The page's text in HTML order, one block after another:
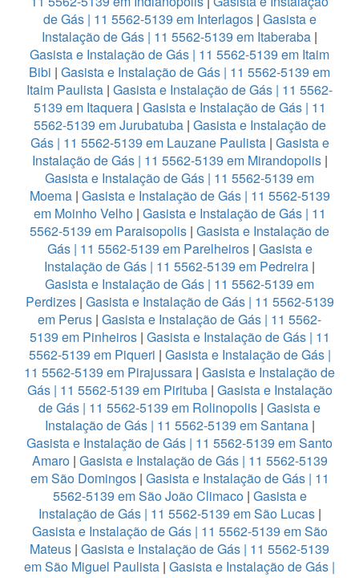
de Gás | 11 5562-5139 em Interlagos| Gasista e
Instalação de Gás | 11 5562-5139 em Itaberaba |
Gasista e Instalação de Gás | 11 5562-5139 em Itaim
Bibi | Gasista e Instalação de Gás | 11 5562-5139 em
Itaim Paulista | Gasista e Instalação de Gás | 11 5562-
5139 em Itaquera| Gasista e Instalação de Gás | 11
5562-5139 em Jurubatuba| Gasista e Instalação de
Gás | 11 5562-5139 em Lauzane Paulista | Gasista e
Instalação de Gás | 11 5562-5139 em Mirandopolis|
Gasista e Instalação de Gás | 11 5562-5139 em
Moema| Gasista e Instalação de Gás | 11 5562-5139
em Moinho Velho | Gasista e Instalação de Gás | 11
5562-5139 em Paraisopolis | Gasista e Instalação de
Gás | 11 5562-5139 em Parelheiros| Gasista e
Instalação de Gás | 11 5562-5139 em Pedreira |
Gasista e Instalação de Gás | 11 5562-5139 em
Perdizes| Gasista e Instalação de Gás | 11 5562-5139
em Perus | Gasista e Instalação de Gás | 11 5562-
5139 em Pinheiros| Gasista e Instalação de Gás | 11
5562-5139 em Piqueri | Gasista e Instalação de Gás |
11 5562-5139 em Pirajussara | Gasista e Instalação de
Gás | 11 5562-5139 em Pirituba| Gasista e Instalação
de Gás | 11 5562-5139 em Rolinopolis | Gasista e
Instalação de Gás | 11 5562-5139 em Santana|
Gasista e Instalação de Gás | 11 5562-5139 em Santo
Amaro| Gasista e Instalação de Gás | 11 5562-5139
em São Domingos| Gasista e Instalação de Gás | 11
5562-5139 em São João Climaco| Gasista e
Instalação de Gás | 11 5562-5139 em São Lucas|
Gasista e Instalação de Gás | 11 5562-5139 em São
Mateus | Gasista e Instalação de Gás | 11 5562-5139
em São Miguel Paulista | Gasista e Instalação de Gás |